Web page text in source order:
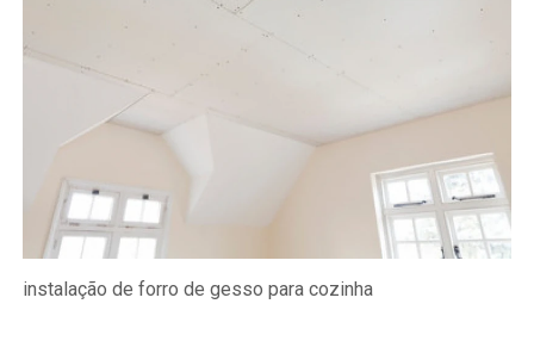
instalação de forro de gesso para cozinha